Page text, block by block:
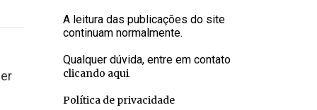
A leitura das publicações do site
continuam normalmente.
Qualquer dúvida, entre em contato
clicando aqui.
Política de privacidade